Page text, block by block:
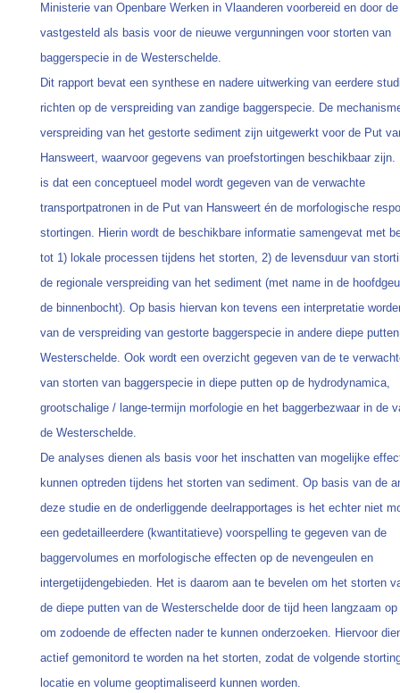
Ministerie van Openbare Werken in Vlaanderen voorbereid en door
vastgesteld als basis voor de nieuwe vergunningen voor storten van
baggerspecie in de Westerschelde.
Dit rapport bevat een synthese en nadere uitwerking van eerdere
richten op de verspreiding van zandige baggerspecie. De
verspreiding van het gestorte sediment zijn uitgewerkt voor de Put
Hansweert, waarvoor gegevens van proefstortingen beschikbaar zijn.
is dat een conceptueel model wordt gegeven van de verwachte
transportpatronen in de Put van Hansweert én de morfologische
stortingen. Hierin wordt de beschikbare informatie samengevat met
tot 1) lokale processen tijdens het storten, 2) de levensduur van
de regionale verspreiding van het sediment (met name in de
de binnenbocht). Op basis hiervan kon tevens een interpretatie
van de verspreiding van gestorte baggerspecie in andere diepe
Westerschelde. Ook wordt een overzicht gegeven van de te
van storten van baggerspecie in diepe putten op de hydrodynamica,
grootschalige / lange-termijn morfologie en het baggerbezwaar in de
de Westerschelde.
De analyses dienen als basis voor het inschatten van mogelijke
kunnen optreden tijdens het storten van sediment. Op basis van de
deze studie en de onderliggende deelrapportages is het echter niet
een gedetailleerdere (kwantitatieve) voorspelling te gegeven van de
baggervolumes en morfologische effecten op de nevengeulen en
intergetijdengebieden. Het is daarom aan te bevelen om het storten
de diepe putten van de Westerschelde door de tijd heen langzaam
om zodoende de effecten nader te kunnen onderzoeken. Hiervoor
actief gemonitord te worden na het storten, zodat de volgende
locatie en volume geoptimaliseerd kunnen worden.